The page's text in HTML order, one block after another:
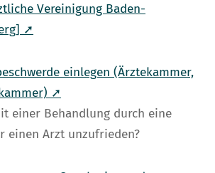
Vereinigung Baden-
➚
einlegen (Ärztekammer,
➚
einer Behandlung durch eine
einen Arzt unzufrieden?